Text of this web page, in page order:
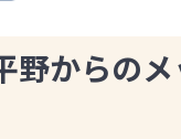
野からの